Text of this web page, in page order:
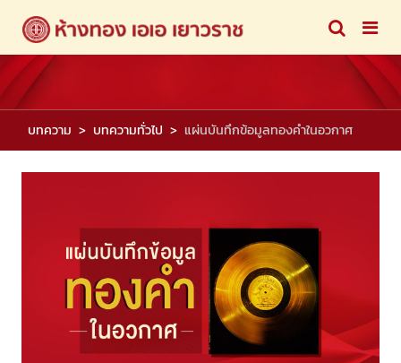
บทความ บทความทั่วไป แผ่นบันทึกข้อมูลทองคำในอวกาศ